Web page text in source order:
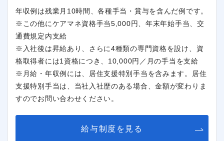
年収例は残業月10時間、各種手当・賞与を含んだ例です。
※この他にケアマネ資格手当5,000円、年末年始手当、交
通費規定内支給
※入社後は昇給あり、さらに4種類の専門資格を設け、資
格取得者には1資格につき、10,000円／月の手当を支給
※月給・年収例には、居住支援特別手当を含みます。居住
支援特別手当は、当社入社歴のある場合、金額が変わりま
すのでお問い合わせください。
給与制度を見る